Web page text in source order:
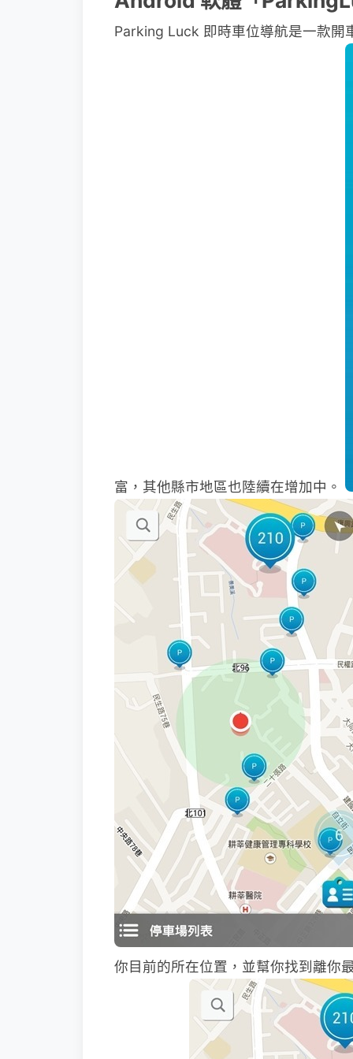
Parking Luck 即時車位導航是一款開
富，其他縣市地區也陸續在增加中。
你目前的所在位置，並幫你找到離你